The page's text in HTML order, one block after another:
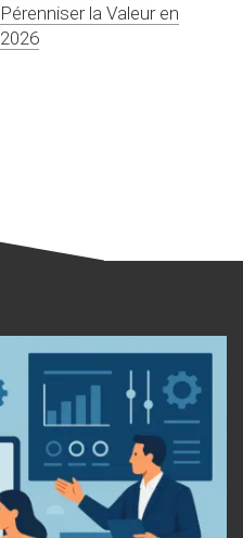
Pérenniser la Valeur en
2026